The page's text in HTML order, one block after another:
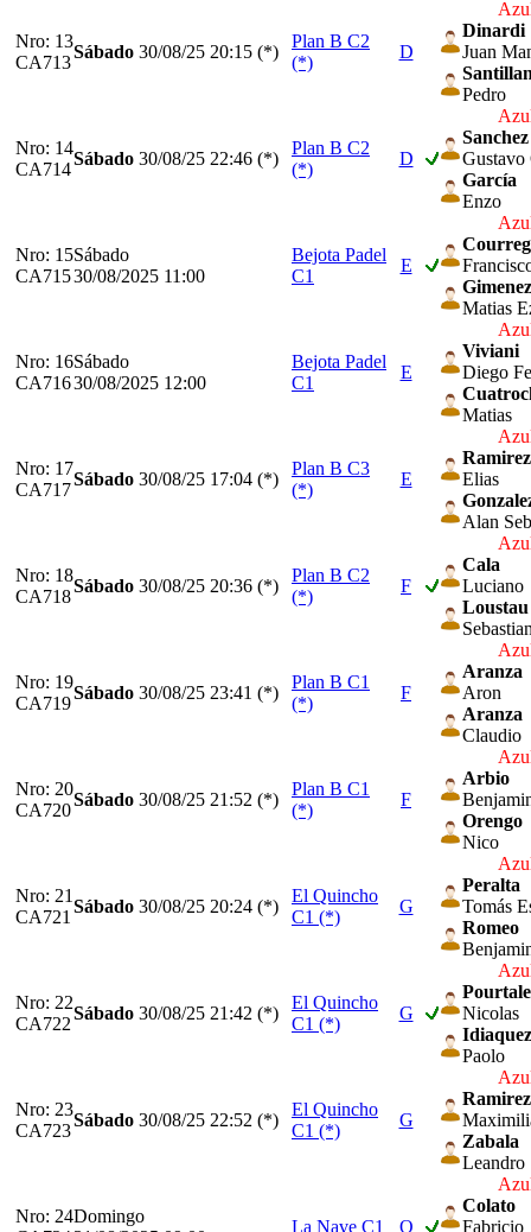
Nro: 13
CA713
Sábado 30/08/25 20:15 (*)
Plan B C2
(*)
D
Dinardi
Juan
Pedro
Nro: 14
CA714
Sábado 30/08/25 22:46 (*)
Plan B C2
(*)
D
Sanchez
Gustavo
García
Enzo
Nro: 15
CA715
Sábado
30/08/2025 11:00
Bejota Padel
C1
E
Gimenez
Matias
Nro: 16
CA716
Sábado
30/08/2025 12:00
Bejota Padel
C1
E
Viviani
Diego
Matias
Nro: 17
CA717
Sábado 30/08/25 17:04 (*)
Plan B C3
(*)
E
Ramirez
Elias
Alan
Nro: 18
CA718
Sábado 30/08/25 20:36 (*)
Plan B C2
(*)
F
Cala
Luciano
Loustau
Nro: 19
CA719
Sábado 30/08/25 23:41 (*)
Plan B C1
(*)
F
Aranza
Aron
Aranza
Claudio
Nro: 20
CA720
Sábado 30/08/25 21:52 (*)
Plan B C1
(*)
F
Arbio
Orengo
Nico
Nro: 21
CA721
Sábado 30/08/25 20:24 (*)
El Quincho
C1 (*)
G
Peralta
Tomás
Romeo
Nro: 22
CA722
Sábado 30/08/25 21:42 (*)
El Quincho
C1 (*)
G
Pourtale
Nicolas
Idiaquez
Paolo
Nro: 23
CA723
Sábado 30/08/25 22:52 (*)
El Quincho
C1 (*)
G
Ramirez
Zabala
Leandro
Nro: 24Domingo
La Nave C1 O
Colato
Fabricio